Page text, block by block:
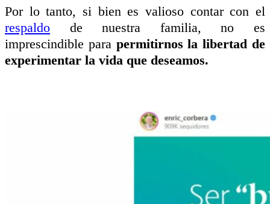
Por lo tanto, si bien es valioso contar con el
respaldo de nuestra familia,
no es
imprescindible para permitirnos la libertad de
experimentar la vida que deseamos.